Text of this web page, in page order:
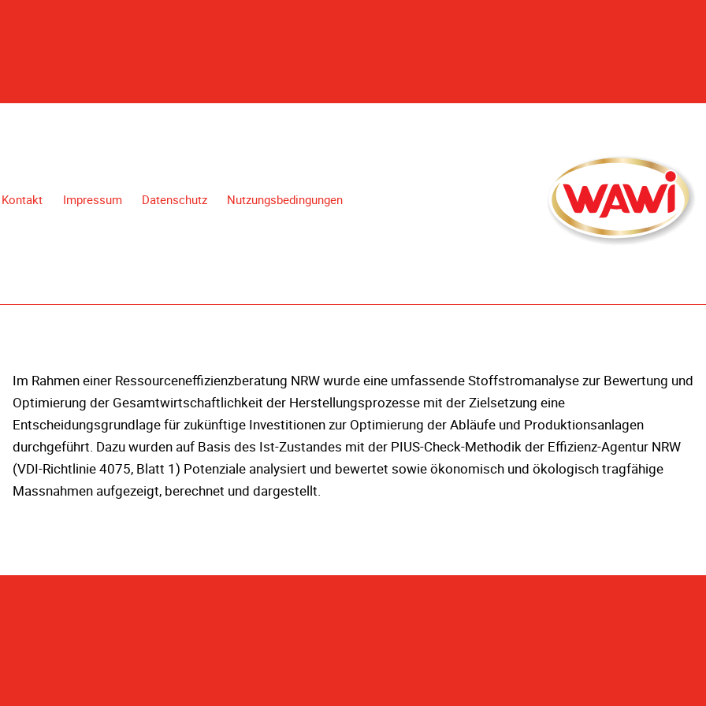
Kontakt Impressum Datenschutz Nutzungsbedingungen
Im Rahmen einer Ressourceneffizienzberatung NRW wurde eine umfassende Stoffstromanalyse zur Bewertung und
Optimierung der Gesamtwirtschaftlichkeit der Herstellungsprozesse mit der Zielsetzung eine
Entscheidungsgrundlage für zukünftige Investitionen zur Optimierung der Abläufe und Produktionsanlagen
durchgeführt. Dazu wurden auf Basis des Ist-Zustandes mit der PIUS-Check-Methodik der Effizienz-Agentur NRW
(VDI-Richtlinie 4075, Blatt 1) Potenziale analysiert und bewertet sowie ökonomisch und ökologisch tragfähige
Massnahmen aufgezeigt, berechnet und dargestellt.